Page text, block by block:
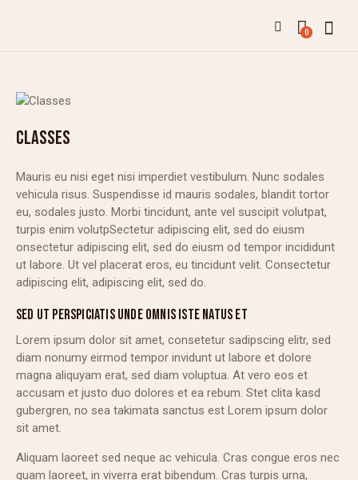
0
CLASSES
Mauris eu nisi eget nisi imperdiet vestibulum. Nunc sodales
vehicula risus. Suspendisse id mauris sodales, blandit tortor
eu, sodales justo. Morbi tincidunt, ante vel suscipit volutpat,
turpis enim volutpSectetur adipiscing elit, sed do eiusm
onsectetur adipiscing elit, sed do eiusm od tempor incididunt
ut labore. Ut vel placerat eros, eu tincidunt velit. Consectetur
adipiscing elit, adipiscing elit, sed do.
SED UT PERSPICIATIS UNDE OMNIS ISTE NATUS ET
Lorem ipsum dolor sit amet, consetetur sadipscing elitr, sed
diam nonumy eirmod tempor invidunt ut labore et dolore
magna aliquyam erat, sed diam voluptua. At vero eos et
accusam et justo duo dolores et ea rebum. Stet clita kasd
gubergren, no sea takimata sanctus est Lorem ipsum dolor
sit amet.
Aliquam laoreet sed neque ac vehicula. Cras congue eros nec
quam laoreet, in viverra erat bibendum. Cras turpis urna,